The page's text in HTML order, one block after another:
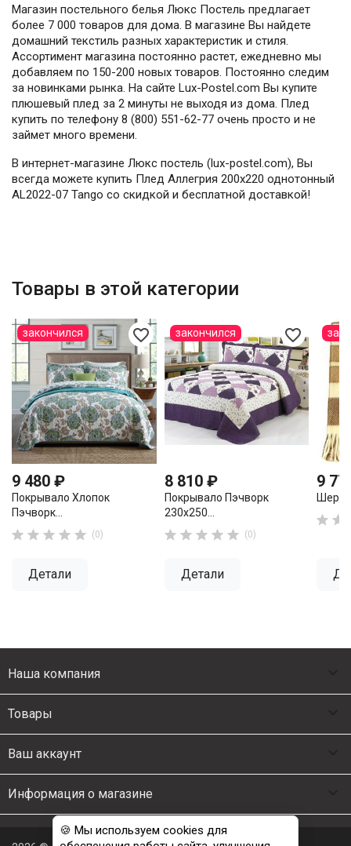
Магазин постельного белья Люкс Постель предлагает
более 7 000 товаров для дома. В магазине Вы найдете
домашний текстиль разных характеристик и стиля.
Ассортимент магазина постоянно растет, ежедневно мы
добавляем по 150-200 новых товаров. Постоянно следим
за новинками рынка. На сайте Lux-Postel.com Вы купите
плюшевый плед за 2 минуты не выходя из дома. Плед
купить по телефону 8 (800) 551-62-77 очень просто и не
займет много времени.
В интернет-магазине Люкс постель (lux-postel.com), Вы
всегда можете купить Плед Аллегрия 200х220 однотонный
AL2022-07 Tango со скидкой и бесплатной доставкой!
Товары в этой категории
favorite_border
9 480 ₽
Покрывало Хлопок
Пэчворк...
     (0)
Детали
закончился favorite_border
8 810 ₽
Покрывало Пэчворк
230х250...
     (0)
Детали
закончился
9
 
Наша компания
Товары
Ваш аккаунт
Информация о магазине
🍪 Мы используем cookies для